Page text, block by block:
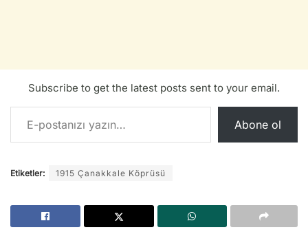
Subscribe to get the latest posts sent to your email.
E-postanızı yazın…
Abone ol
Etiketler: 1915 Çanakkale Köprüsü